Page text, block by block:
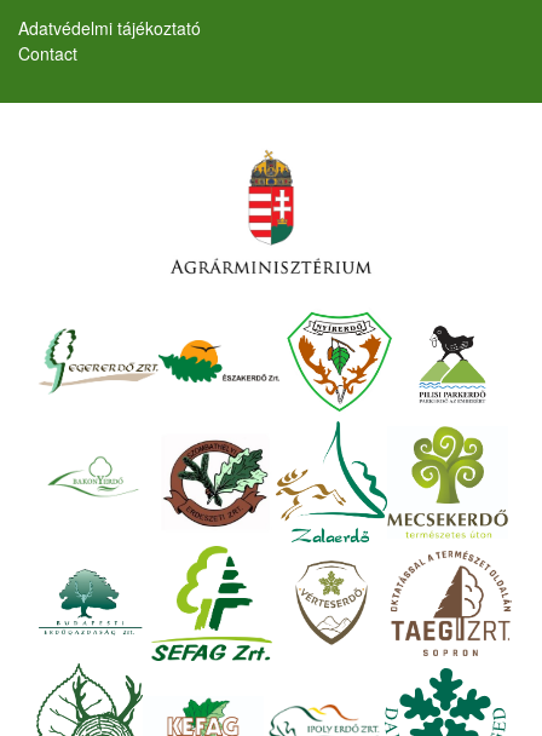
Lábléc
Adatvédelmi tájékoztató
Contact